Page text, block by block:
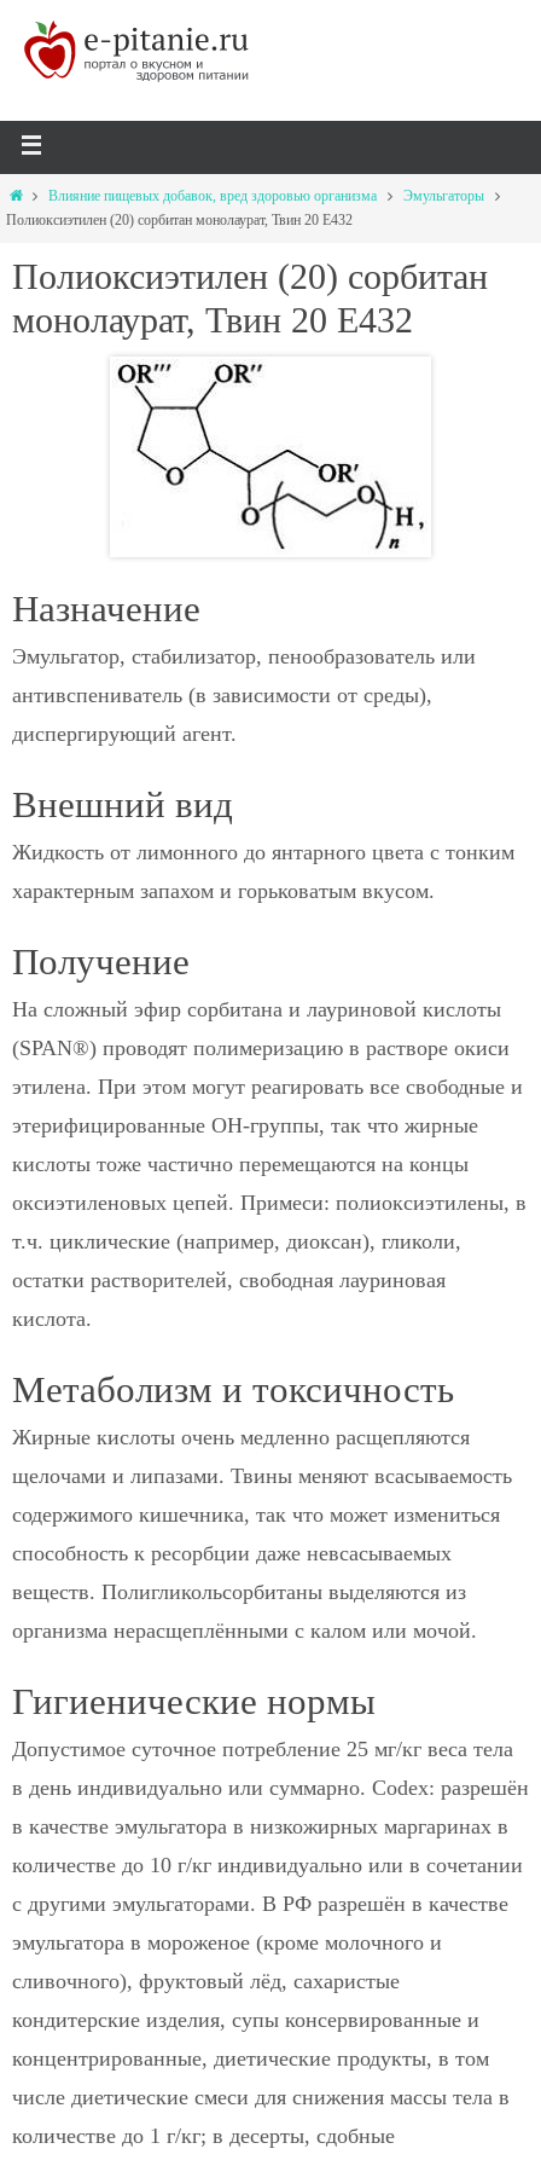
Влияние пищевых добавок, вред здоровью организма
Эмульгаторы
Полиоксиэтилен (20) сорбитан монолаурат, Твин 20 Е432
Полиоксиэтилен (20) сорбитан
монолаурат, Твин 20 Е432
Назначение
Эмульгатор, стабилизатор, пенообразователь или
антивспениватель (в зависимости от среды),
диспергирующий агент.
Внешний вид
Жидкость от лимонного до янтарного цвета с тонким
характерным запахом и горьковатым вкусом.
Получение
На сложный эфир сорбитана и лауриновой кислоты
(SPAN®) проводят полимеризацию в растворе окиси
этилена. При этом могут реагировать все свободные и
этерифицированные ОН-группы, так что жирные
кислоты тоже частично перемещаются на концы
оксиэтиленовых цепей. Примеси: полиоксиэтилены, в
т.ч. циклические (например, диоксан), гликоли,
остатки растворителей, свободная лауриновая
кислота.
Метаболизм и токсичность
Жирные кислоты очень медленно расщепляются
щелочами и липазами. Твины меняют всасываемость
содержимого кишечника, так что может измениться
способность к ресорбции даже невсасываемых
веществ. Полигликольсорбитаны выделяются из
организма нерасщеплёнными с калом или мочой.
Гигиенические нормы
Допустимое суточное потребление 25 мг/кг веса тела
в день индивидуально или суммарно. Codex: разрешён
в качестве эмульгатора в низкожирных маргаринах в
количестве до 10 г/кг индивидуально или в сочетании
с другими эмульгаторами. В РФ разрешён в качестве
эмульгатора в мороженое (кроме молочного и
сливочного), фруктовый лёд, сахаристые
кондитерские изделия, супы консервированные и
концентрированные, диетические продукты, в том
числе диетические смеси для снижения массы тела в
количестве до 1 г/кг; в десерты, сдобные